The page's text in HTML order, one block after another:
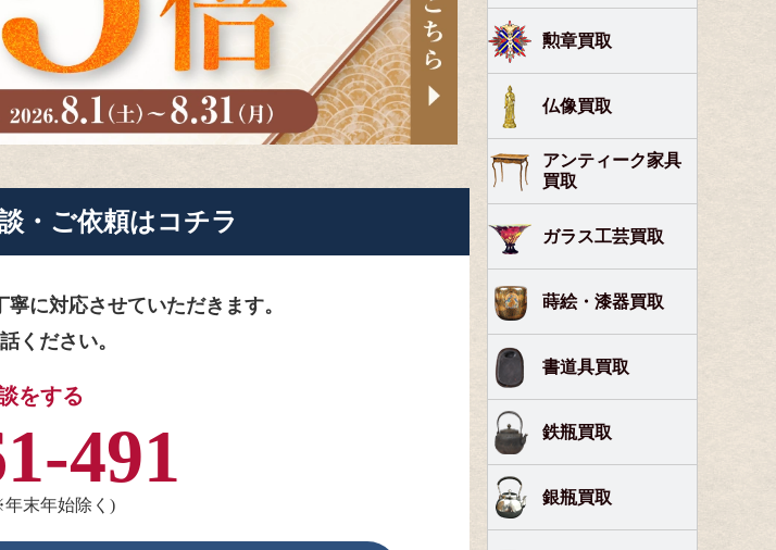
・ご依頼はコチラ
寧に対応させていただきます。
ください。
をする
491
年末年始除く)
勲章買取
仏像買取
アンティーク家具
買取
ガラス工芸買取
蒔絵・漆器買取
書道具買取
鉄瓶買取
銀瓶買取